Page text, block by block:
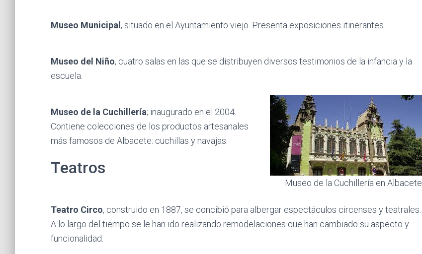
Museo Municipal , situado en el Ayuntamiento viejo. Presenta exposiciones itinerantes.
Museo del Niño, cuatro salas en las que se distribuyen diversos testimonios de la infancia y la
escuela.
Museo de la Cuchillería en Albacete.
Museo de la Cuchillería; inaugurado en el 2004.
Contiene colecciones de los productos artesanales
más famosos de Albacete: cuchillas y navajas.
Teatros
Teatro Circo, construido en 1887, se concibió para albergar espectáculos circenses y teatrales.
A lo largo del tiempo se le han ido realizando remodelaciones que han cambiado su aspecto y
funcionalidad.